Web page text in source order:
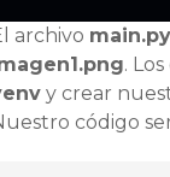
archivo main.py
.
y crear
código